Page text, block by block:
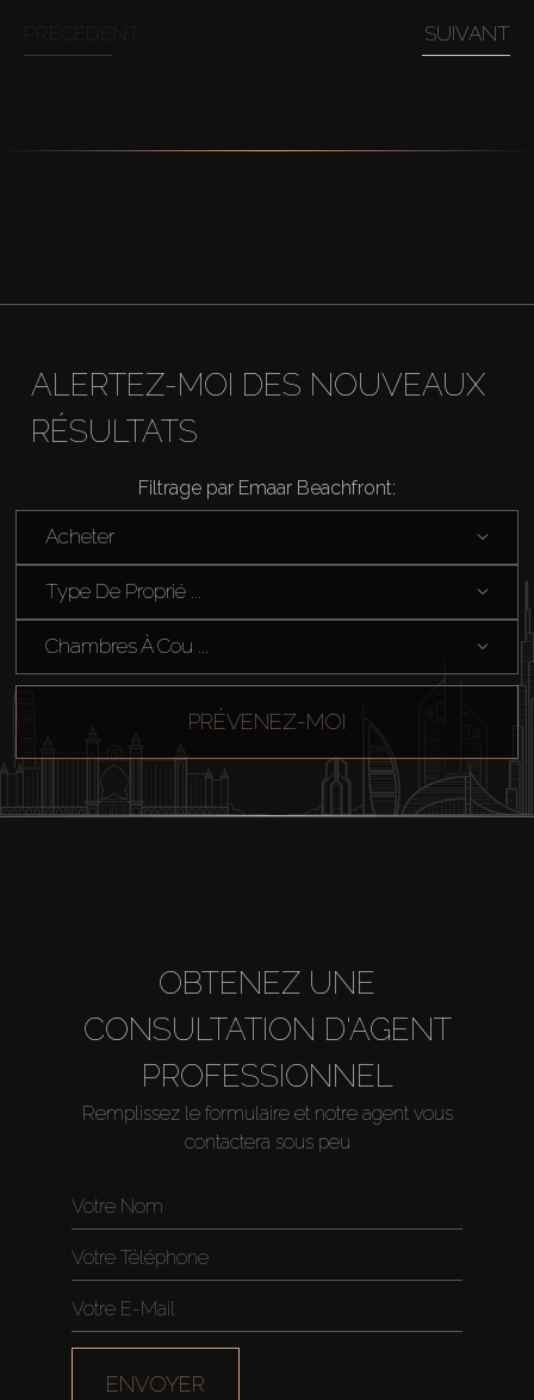
SUIVANT
ALERTEZ-MOI DES NOUVEAUX
RÉSULTATS
Filtrage par Emaar Beachfront:
Acheter
Type De Proprié ...
Chambres À Cou ...
PRÉVENEZ-MOI
OBTENEZ UNE
CONSULTATION D'AGENT
PROFESSIONNEL
Remplissez le formulaire et notre agent vous
contactera sous peu
ENVOYER